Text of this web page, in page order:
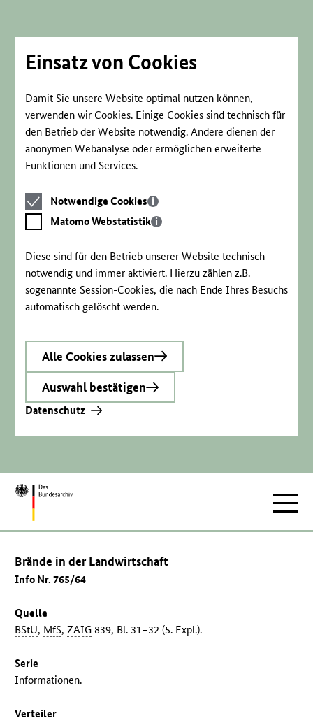
Einsatz von Cookies
Damit Sie unsere Website optimal nutzen können,
verwenden wir Cookies. Einige Cookies sind technisch für
den Betrieb der Website notwendig. Andere dienen der
anonymen Webanalyse oder ermöglichen erweiterte
Funktionen und Services.
Notwendige
Cookies
Notwendige Cookies
Matomo
Webstatistik
Matomo Webstatistik
Diese sind für den Betrieb unserer Website technisch
notwendig und immer aktiviert. Hierzu zählen z.B.
sogenannte Session-Cookies, die nach Ende Ihres Besuchs
automatisch gelöscht werden.
Alle Cookies zulassen
Auswahl bestätigen
Datenschutz
Zur
Brände in der Landwirtschaft
Info Nr. 765/64
Quelle
BStU, MfS,ZAIG 839, Bl. 31–32 (5. Expl.).
Serie
Informationen.
Verteiler